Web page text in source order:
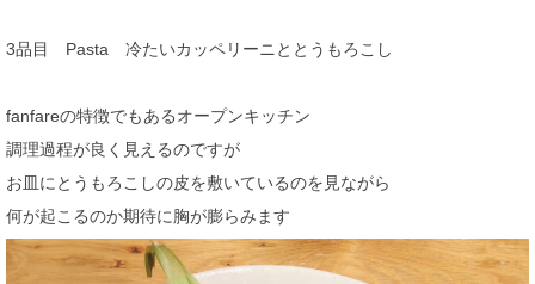
3品目 Pasta 冷たいカッペリーニととうもろこし
fanfareの特徴でもあるオープンキッチン
調理過程が良く見えるのですが
お皿にとうもろこしの皮を敷いているのを見ながら
何が起こるのか期待に胸が膨らみます